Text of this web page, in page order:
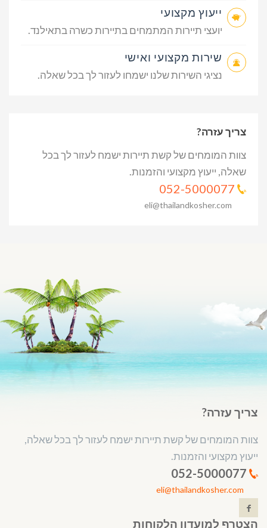
ייעוץ מקצועי
יועצי תיירות המתמחים בתיירות כשרה בתאילנד.
שירות מקצועי ואישי
נציגי השירות שלנו ישמחו לעזור לך בכל שאלה.
צריך עזרה?
צוות המומחים של קשת תיירות ישמח לעזור לך בכל
שאלה, ייעוץ מקצועי והזמנות.
eli@thailandkosher.com
צריך עזרה?
צוות המומחים של קשת תיירות ישמח לעזור לך בכל שאלה,
ייעוץ מקצועי והזמנות.
eli@thailandkosher.com
הצטרף למועדון הלקוחות